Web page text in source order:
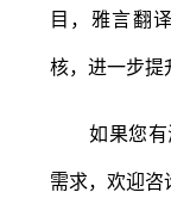
目，雅言翻
核，进一步提
如果您有
需求，欢迎咨